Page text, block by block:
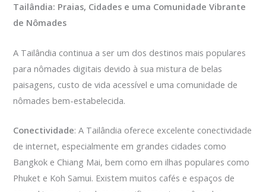
Tailândia: Praias, Cidades e uma Comunidade Vibrante
de Nômades
A Tailândia continua a ser um dos destinos mais populares
para nômades digitais devido à sua mistura de belas
paisagens, custo de vida acessível e uma comunidade de
nômades bem-estabelecida.
Conectividade: A Tailândia oferece excelente conectividade
de internet, especialmente em grandes cidades como
Bangkok e Chiang Mai, bem como em ilhas populares como
Phuket e Koh Samui. Existem muitos cafés e espaços de